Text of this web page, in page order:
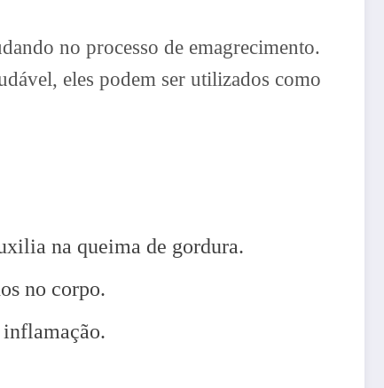
no processo de emagrecimento.
eles podem ser utilizados como
na queima de gordura.
no corpo.